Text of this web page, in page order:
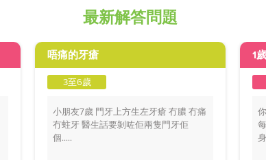
最新解答問題
唔痛的牙瘡
3至6歲
小朋友7歲 門牙上方生左牙瘡 冇膿 冇痛
冇蛀牙 醫生話要剝咗佢兩隻門牙佢
個.....
1